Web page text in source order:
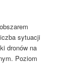
sytuacji
dronów na
Poziom